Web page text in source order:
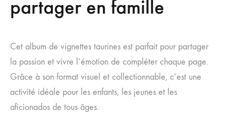
partager en famille
Cet album de vignettes taurines est parfait pour partager
la passion et vivre l’émotion de compléter chaque page.
Grâce à son format visuel et collectionnable, c’est une
activité idéale pour les enfants, les jeunes et les
aficionados de tous âges.